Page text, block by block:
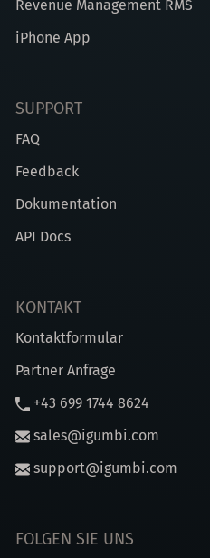
Revenue Management RMS
iPhone App
SUPPORT
FAQ
Feedback
Dokumentation
API Docs
KONTAKT
Kontaktformular
Partner Anfrage
+43 699 1744 8624
sales@igumbi.com
support@igumbi.com
FOLGEN SIE UNS